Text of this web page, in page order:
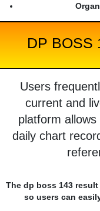
DP BOSS
Users
current and
platform
daily chart
The dp boss 143
so users can